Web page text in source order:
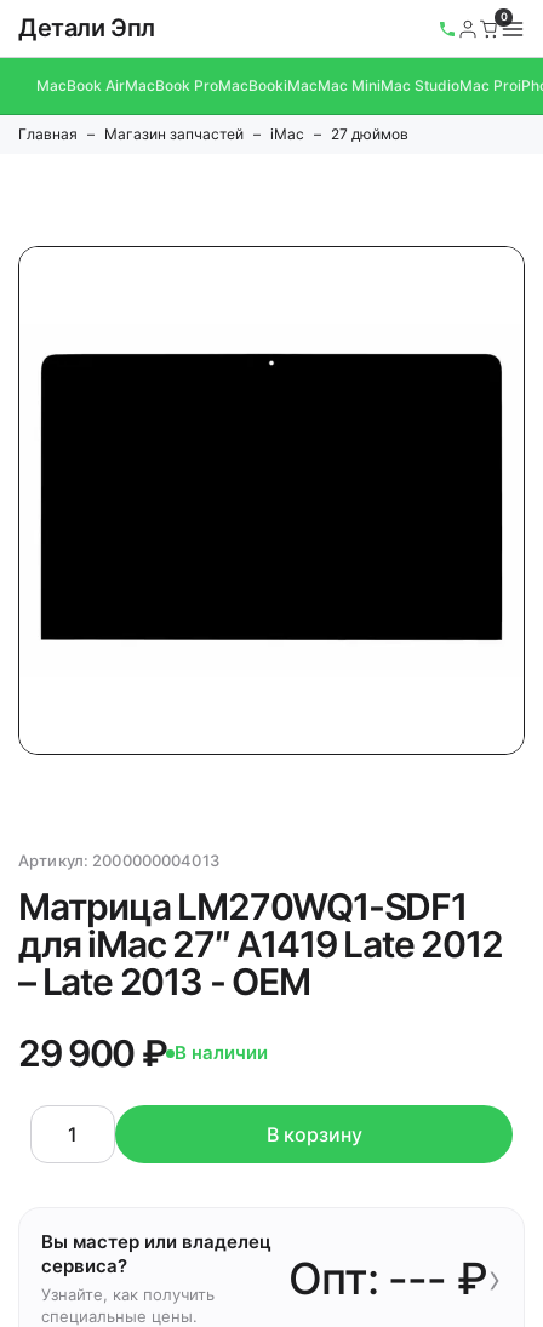
Детали Эпл 0
MacBook AirMacBook ProMacBookiMacMac MiniMac StudioMac Pro
Главная Магазин запчастей iMac 27 дюймов
Артикул: 2000000004013
Матрица LM270WQ1-SDF1
для iMac 27″ A1419 Late 2012
– Late 2013 - OEM
29 900 ₽ В наличии
В корзину
Вы мастер или владелец
сервиса?
Узнайте, как получить
специальные цены.
Опт: --- ₽›